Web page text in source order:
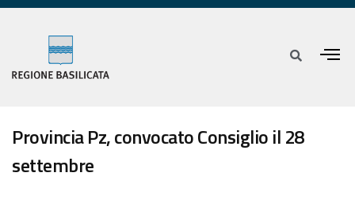
Provincia Pz, convocato Consiglio il 28
settembre